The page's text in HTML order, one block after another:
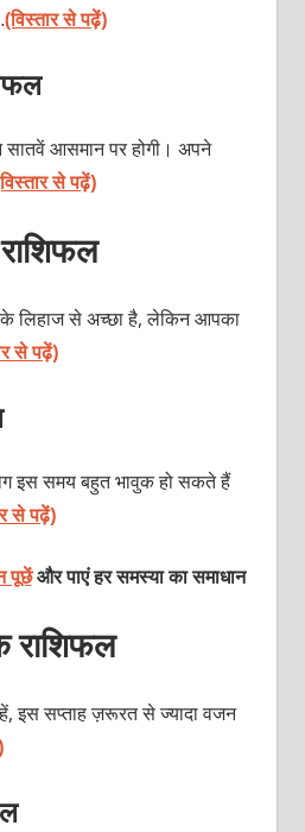
(विस्तार से पढ़ें)
सातवें आसमान पर होगी। अपने
से पढ़ें)
के लिहाज से अच्छा है, लेकिन आपका
से पढ़ें)
इस समय बहुत भावुक हो सकते हैं
से पढ़ें)
पूछेंऔर पाएं हर समस्या का समाधान
राशिफल
इस सप्ताह ज़रूरत से ज्यादा वजन